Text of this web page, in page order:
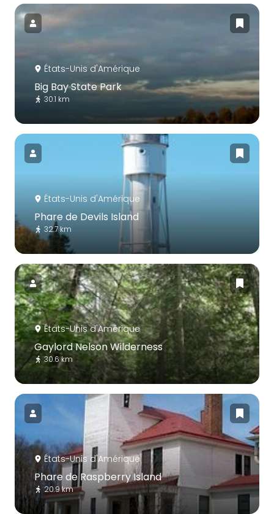
États-Unis d'Amérique
Big Bay State Park
30.1 km
États-Unis d'Amérique
Phare de Devils Island
32.7 km
États-Unis d'Amérique
Gaylord Nelson Wilderness
30.6 km
États-Unis d'Amérique
Phare de Raspberry Island
20.9 km